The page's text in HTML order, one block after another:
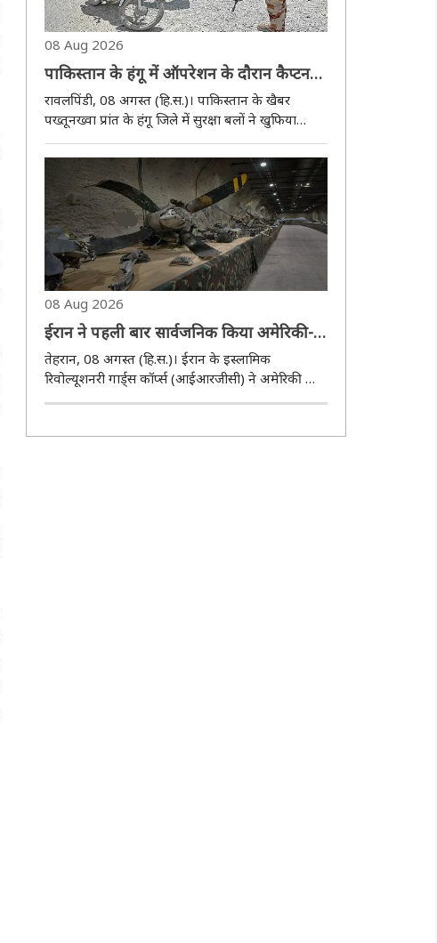
08 Aug 2026
पाकिस्तान के हंगू में ऑपरेशन के दाैरान कैप्टन
की माैत, 7 आतंकियों के मारे जाने का दावा
रावलपिंडी, 08 अगस्त (हि.स.)। पाकिस्तान के खैबर
पख्तूनख्वा प्रांत के हंगू जिले में सुरक्षा बलों ने खुफिया
सूचना के आधार पर अभियान चलाकर सात आतंकवादियों
को मार गिराने का दावा किया है। वहीं, इस कार्रवाई के
दौरान पाकिस्तान सेना के एक कैप्टन की माैत ..
08 Aug 2026
ईरान ने पहली बार सार्वजनिक किया अमेरिकी-
इजरायली विमानों का मलबा
तेहरान, 08 अगस्त (हि.स.)। ईरान के इस्लामिक
रिवोल्यूशनरी गार्ड्स कॉर्प्स (आईआरजीसी) ने अमेरिकी और
इजरायली विमानों के मलबे का एक बड़ा संग्रह सार्वजनिक
प्रदर्शनी में उन सैन्य विमानों और उपकरणों के ..